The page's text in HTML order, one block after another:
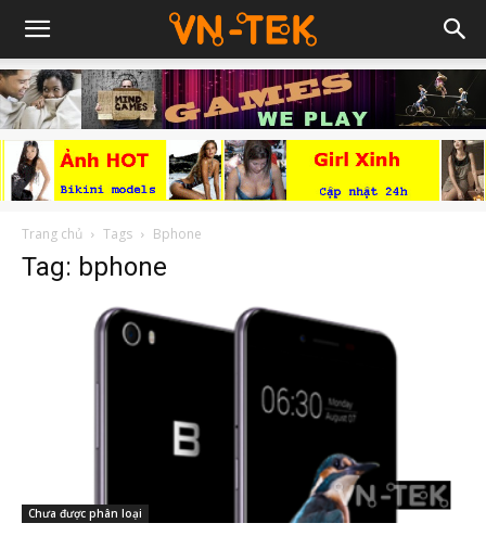
Trang chủ Tags Bphone
Tag: bphone
Chưa được phân loại